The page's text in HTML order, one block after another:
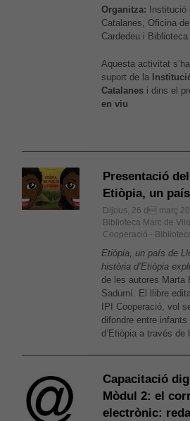
Organitza: Institució
Catalanes, Oficina
Cardedeu i
Aquesta activitat
suport de la
Catalanesi dins el
en viu
Presentació
Etiòpia, un
Dijous, 26 d març
Biblioteca Marc de
Cooperació -
Etiòpia, un país de
història d’Etiòpia
de les autores Marta
Sadurní. El llibre
IPI Cooperació, vol
difondre entre
d’Etiòpia a través de
Capacitació
Mòdul 2: el
electrònic: